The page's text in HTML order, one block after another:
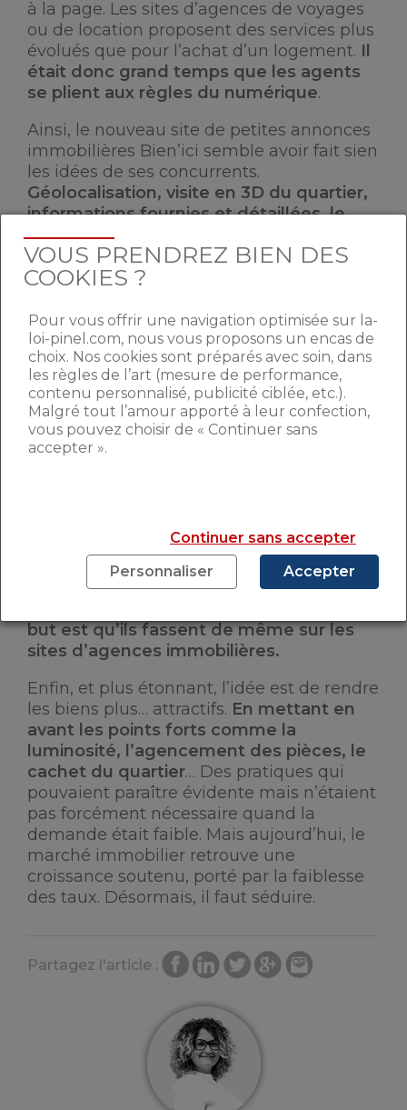
à la page. Les sites d’agences de voyages
ou de location proposent des services plus
évolués que pour l’achat d’un logement. Il
était donc grand temps que les agents
se plient aux règles du numérique.
Ainsi, le nouveau site de petites annonces
immobilières Bien’ici semble avoir fait sien
les idées de ses concurrents.
Géolocalisation, visite en 3D du quartier,
informations fournies et détaillées, le
numérique fait une entrée fracassante
dans la vente immobilière. Mais la
pratique reste encore largement sous-
SE RAPPROCHER DES SITES
DE LOCATION
De fait, il est plus facile de récupérer des
proposant une interface plus simple et
lisible, et plus interactive.
Les internautes
passent énormément de temps sur
but est qu’ils fassent de même sur les
sites d’agences immobilières.
Enfin, et plus étonnant, l’idée est de rendre
les biens plus… attractifs. En mettant en
avant les points forts comme la
luminosité, l’agencement des pièces, le
cachet du quartier… Des pratiques qui
pouvaient paraître évidente mais n’étaient
pas forcément nécessaire quand la
demande était faible. Mais aujourd’hui, le
marché immobilier retrouve une
croissance soutenu, porté par la faiblesse
des taux. Désormais, il faut séduire.
Partagez l'article :
VOUS PRENDREZ BIEN DES
COOKIES ?
Pour vous offrir une navigation optimisée sur la-
loi-pinel.com, nous vous proposons un encas de
choix. Nos cookies sont préparés avec soin, dans
les règles de l’art (mesure de performance,
contenu personnalisé, publicité ciblée, etc.).
Malgré tout l’amour apporté à leur confection,
vous pouvez choisir de « Continuer sans
accepter ».
Continuer sans accepter
Personnaliser
Accepter